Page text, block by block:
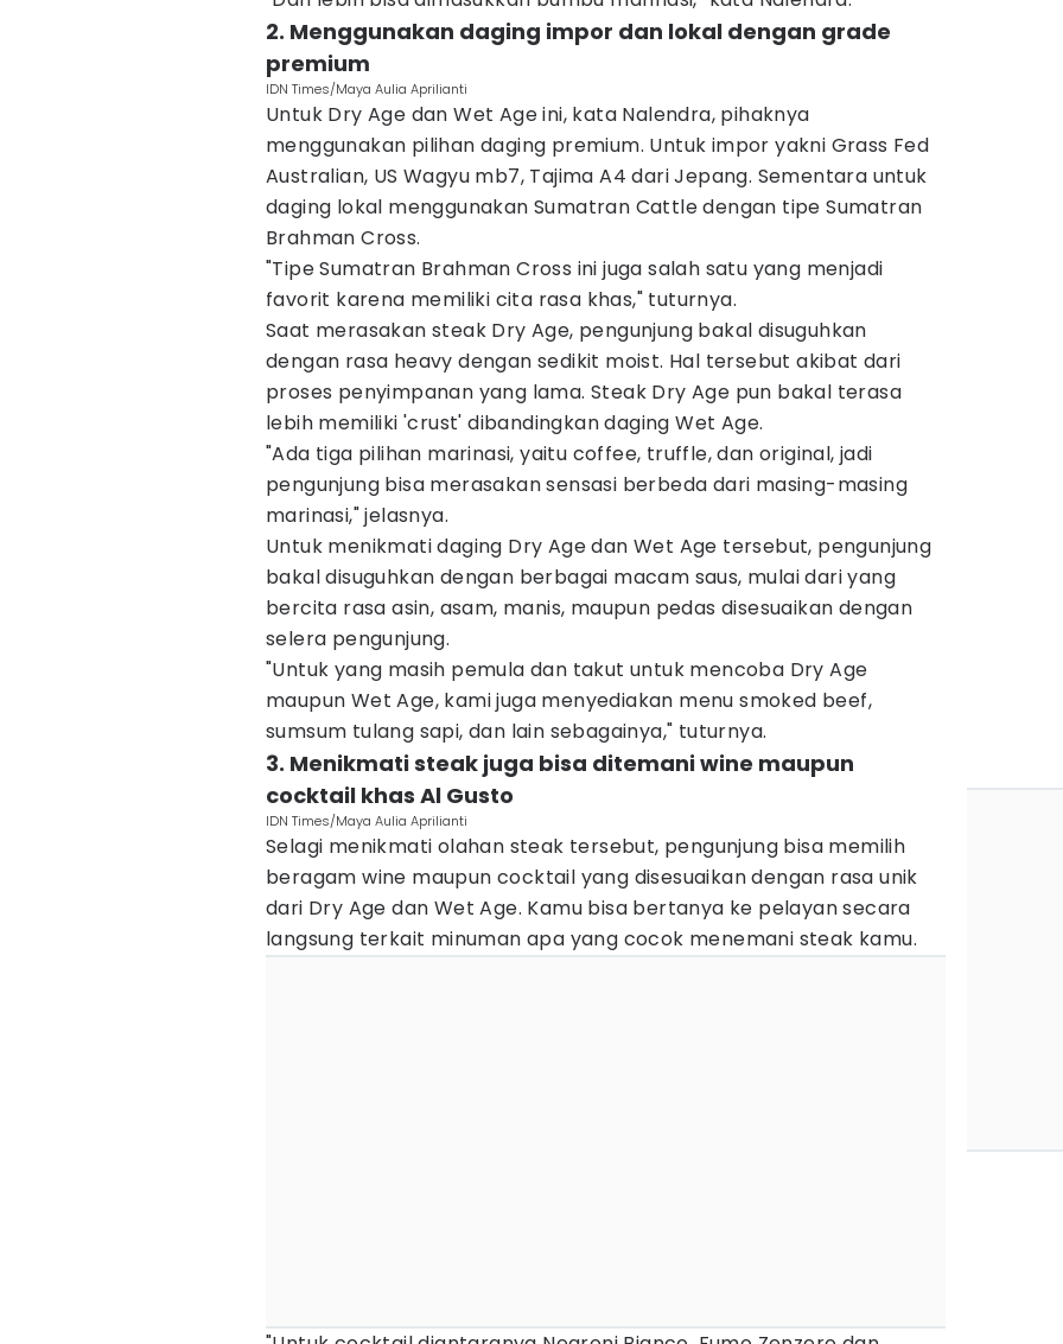
2. Menggunakan daging impor dan lokal dengan grade
premium
IDN Times/Maya Aulia Aprilianti
Untuk Dry Age dan Wet Age ini, kata Nalendra, pihaknya
menggunakan pilihan daging premium. Untuk impor yakni Grass Fed
Australian, US Wagyu mb7, Tajima A4 dari Jepang. Sementara untuk
daging lokal menggunakan Sumatran Cattle dengan tipe Sumatran
Brahman Cross.
"Tipe Sumatran Brahman Cross ini juga salah satu yang menjadi
favorit karena memiliki cita rasa khas," tuturnya.
Saat merasakan steak Dry Age, pengunjung bakal disuguhkan
dengan rasa heavy dengan sedikit moist. Hal tersebut akibat dari
proses penyimpanan yang lama. Steak Dry Age pun bakal terasa
lebih memiliki 'crust' dibandingkan daging Wet Age.
"Ada tiga pilihan marinasi, yaitu coffee, truffle, dan original, jadi
pengunjung bisa merasakan sensasi berbeda dari masing-masing
marinasi," jelasnya.
Untuk menikmati daging Dry Age dan Wet Age tersebut, pengunjung
bakal disuguhkan dengan berbagai macam saus, mulai dari yang
bercita rasa asin, asam, manis, maupun pedas disesuaikan dengan
selera pengunjung.
"Untuk yang masih pemula dan takut untuk mencoba Dry Age
maupun Wet Age, kami juga menyediakan menu smoked beef,
sumsum tulang sapi, dan lain sebagainya," tuturnya.
3. Menikmati steak juga bisa ditemani wine maupun
cocktail khas Al Gusto
IDN Times/Maya Aulia Aprilianti
Selagi menikmati olahan steak tersebut, pengunjung bisa memilih
beragam wine maupun cocktail yang disesuaikan dengan rasa unik
dari Dry Age dan Wet Age. Kamu bisa bertanya ke pelayan secara
langsung terkait minuman apa yang cocok menemani steak kamu.